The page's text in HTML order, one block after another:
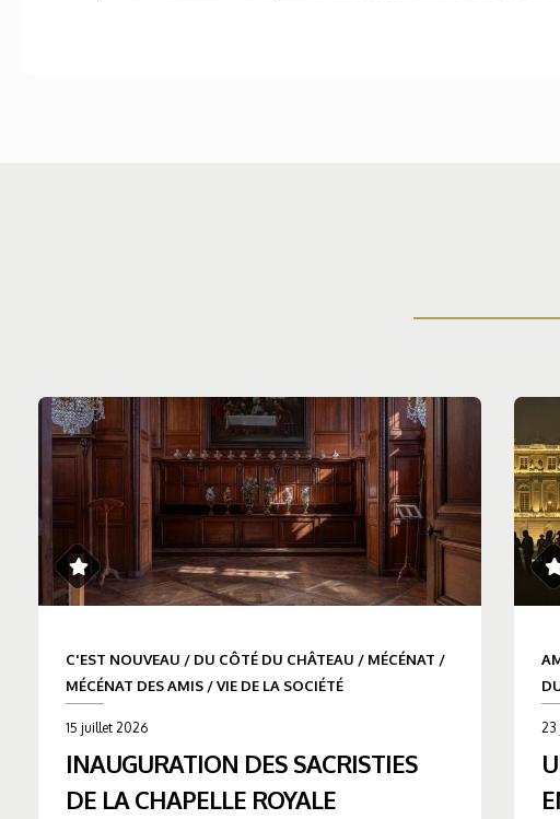
C'EST NOUVEAU / DU CÔTÉ DU CHÂTEAU / MÉCÉNAT /
MÉCÉNAT DES AMIS /VIE DE LA SOCIÉTÉ
15 juillet 2026
INAUGURATION DES SACRISTIES
DE LA CHAPELLE ROYALE